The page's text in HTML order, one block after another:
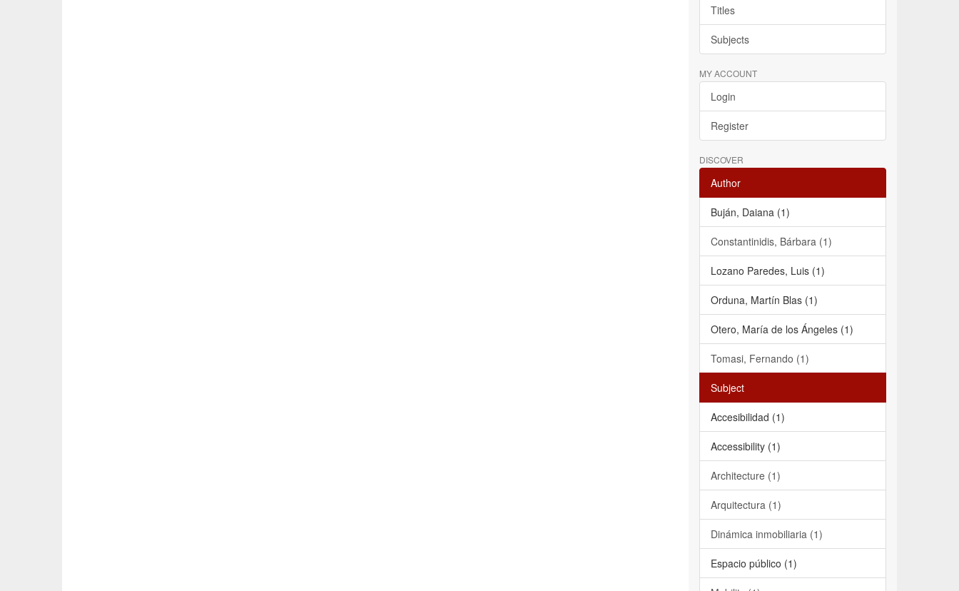
Titles
Subjects
MY ACCOUNT
Login
Register
DISCOVER
Author
Buján, Daiana (1)
Constantinidis, Bárbara (1)
Lozano Paredes, Luis (1)
Orduna, Martín Blas (1)
Otero, María de los Ángeles (1)
Tomasi, Fernando (1)
Subject
Accesibilidad (1)
Accessibility (1)
Architecture (1)
Arquitectura (1)
Dinámica inmobiliaria (1)
Espacio público (1)